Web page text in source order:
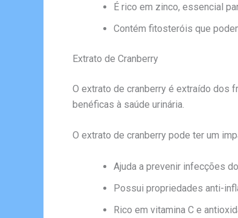
É rico em zinco, essencial
Contém fitosteróis que
Extrato de Cranberry
O extrato de cranberry é extraído dos
benéficas à saúde urinária.
O extrato de cranberry pode ter um
Ajuda a prevenir infecções
Possui propriedades anti-
Rico em vitamina C e